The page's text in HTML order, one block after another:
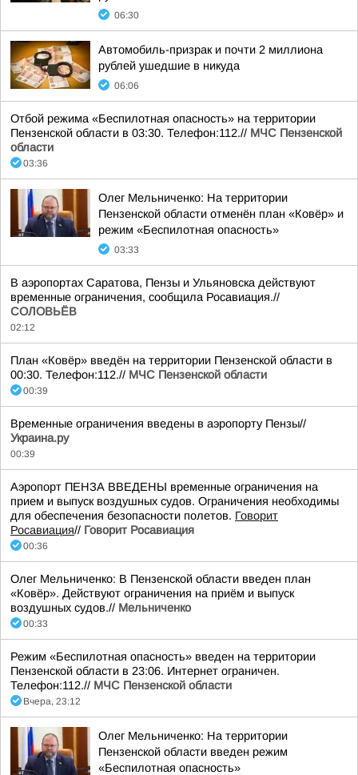
06:30
Автомобиль-призрак и почти 2 миллиона
рублей ушедшие в никуда
06:06
Отбой режима «Беспилотная опасность» на территории
Пензенской области в 03:30. Телефон:112.// МЧС Пензенской
области
03:36
Олег Мельниченко: На территории
Пензенской области отменён план «Ковёр» и
режим «Беспилотная опасность»
03:33
В аэропортах Саратова, Пензы и Ульяновска действуют
временные ограничения, сообщила Росавиация.//
СОЛОВЬЁВ
02:12
План «Ковёр» введён на территории Пензенской области в
00:30. Телефон:112.// МЧС Пензенской области
00:39
Временные ограничения введены в аэропорту Пензы//
Украина.ру
00:39
Аэропорт ПЕНЗА ВВЕДЕНЫ временные ограничения на
прием и выпуск воздушных судов. Ограничения необходимы
для обеспечения безопасности полетов. Говорит
Росавиация// Говорит Росавиация
00:36
Олег Мельниченко: В Пензенской области введен план
«Ковёр». Действуют ограничения на приём и выпуск
воздушных судов.// Мельниченко
00:33
Режим «Беспилотная опасность» введен на территории
Пензенской области в 23:06. Интернет ограничен.
Телефон:112.// МЧС Пензенской области
Вчера, 23:12
Олег Мельниченко: На территории
Пензенской области введен режим
«Беспилотная опасность»